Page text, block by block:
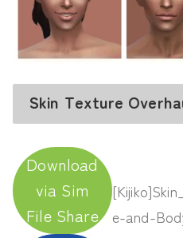
Skin Texture
Download
via Sim
File Share
e-and-